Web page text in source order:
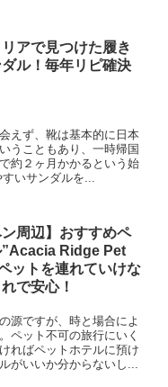
アで見つけた履き
ル！毎年リピ確決
えず、靴は基本的に日本
うこともあり、一時帰国
約２ヶ月かかるという始
いサンダルを...
ン周辺】おすすめペ
”Acacia Ridge Pet
ットを連れていけな
で安心！
源ですが、時と場合によ
ペット不可の旅行にいく
ればペットホテルに預け
がいいか分からないし...